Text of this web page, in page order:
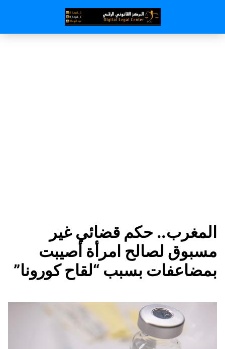
المغرب.. حكم قضائي غير
مسبوق لصالح امرأة أصيبت
بمضاعفات بسبب “لقاح كورونا”